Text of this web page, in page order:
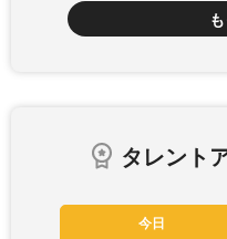
タレント
今日